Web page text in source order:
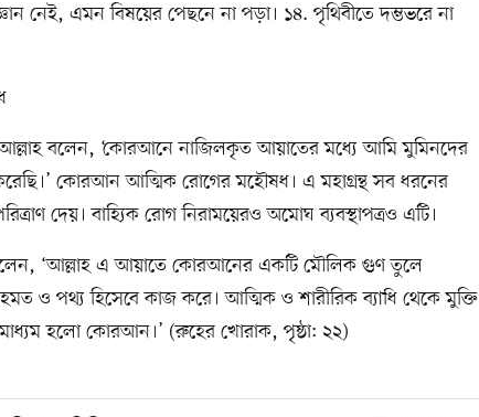
নেই, এমন বিষয়ের পেছনে না পড়া। ১৪. পৃথিবীতে দম্ভভরে না
বলেন, ‘কোরআনে নাজিলকৃত আয়াতের মধ্যে আমি মুমিনদের
কোরআন আত্মিক রোগের মহৌষধ। এ মহাগ্রন্থ সব ধরনের
দেয়। বাহ্যিক রোগ নিরাময়েরও অমোঘ ব্যবস্থাপত্রও এটি।
‘আল্লাহ এ আয়াতে কোরআনের একটি মৌলিক গুণ তুলে
ও পথ্য হিসেবে কাজ করে। আত্মিক ও শারীরিক ব্যাধি থেকে মুক্তি
মাধ্যম হলো কোরআন।’ (রুহের খোরাক, পৃষ্ঠা: ২২)